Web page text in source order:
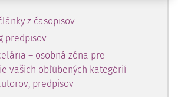
z časopisov
predpisov
– osobná zóna pre
vašich obľúbených kategórií
predpisov